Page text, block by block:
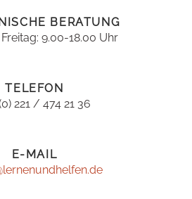
BERATUNG
9.00-18.00 Uhr
TELEFON
221 / 474 21 36
E-MAIL